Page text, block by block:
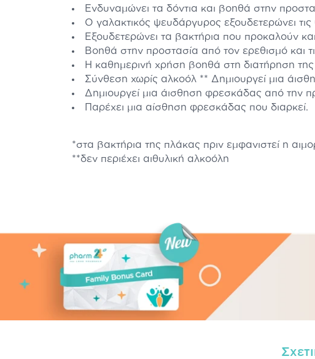
Ενδυναμώνει τα δόντια και βοηθά στην
Ο γαλακτικός ψευδάργυρος εξουδετερώνει
Εξουδετερώνει τα βακτήρια που προκαλούν
Βοηθά στην προστασία από τον ερεθισμό και
Η καθημερινή χρήση βοηθά στη διατήρηση
Σύνθεση χωρίς αλκοόλ ** Δημιουργεί μια
Δημιουργεί μια άισθηση φρεσκάδας από την
Παρέχει μια αίσθηση φρεσκάδας που διαρκεί.
*στα βακτήρια της πλάκας πριν εμφανιστεί η
**δεν περιέχει αιθυλική αλκοόλη